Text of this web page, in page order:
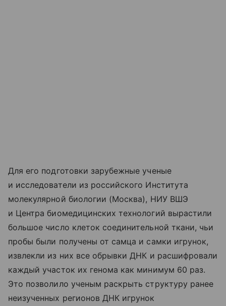
Для его подготовки зарубежные ученые
и исследователи из российского Института
молекулярной биологии (Москва), НИУ ВШЭ
и Центра биомедицинских технологий вырастили
большое число клеток соединительной ткани, чьи
пробы были получены от самца и самки игрунок,
извлекли из них все обрывки ДНК и расшифровали
каждый участок их генома как минимум 60 раз.
Это позволило ученым раскрыть структуру ранее
неизученных регионов ДНК игрунок